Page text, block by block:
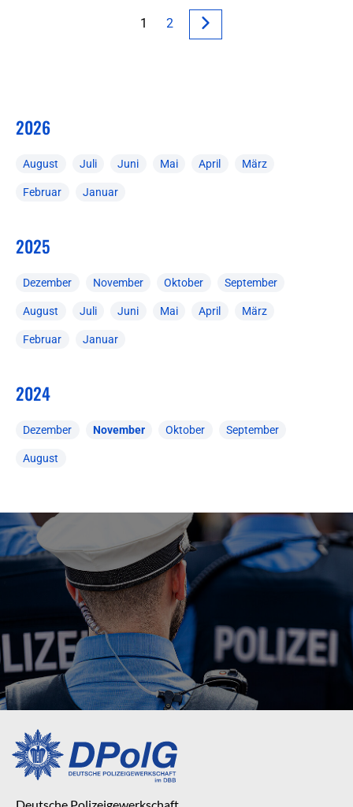
1 2
2026
August Juli Juni Mai April März
Februar Januar
2025
Dezember November Oktober September
August Juli Juni Mai April März
Februar Januar
2024
Dezember November Oktober September
August